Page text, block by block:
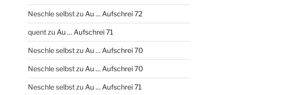
Neschle selbstzu Au … Aufschrei 72
quentzu Au … Aufschrei 71
Neschle selbstzu Au … Aufschrei 70
Neschle selbstzu Au … Aufschrei 70
Neschle selbstzu Au … Aufschrei 71